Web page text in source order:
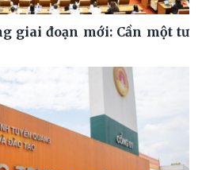
giai đoạn mới: Cần một tư